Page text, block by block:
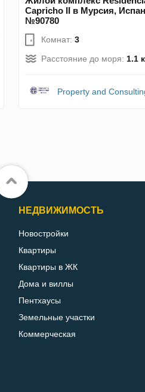
Capricho II в Мурсия,
№90780
Комнат: 3
Расстояние до моря: 1.1
Property and
НЕДВИЖИМОСТЬ
Новостройки
Квартиры
Квартиры в ЖК
Дома и виллы
Пентхаусы
Земельные участки
Коммерческая